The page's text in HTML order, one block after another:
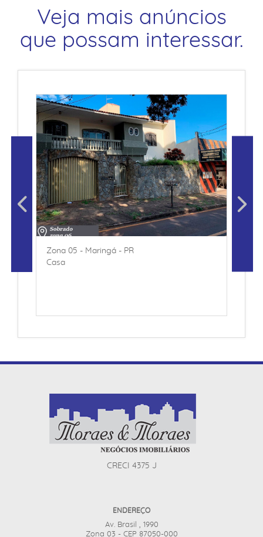
Veja mais anúncios
que possam interessar.
Zona 05 - Maringá - PR
Casa
CRECI 4375 J
ENDEREÇO
Av. Brasil , 1990
Zona 03 - CEP 87050-000